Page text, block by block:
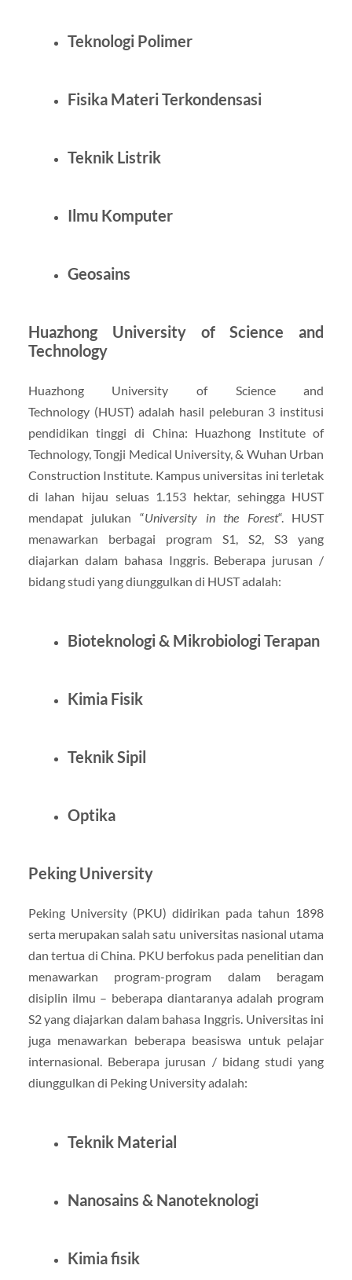
Teknologi Polimer
Fisika Materi Terkondensasi
Teknik Listrik
Ilmu Komputer
Geosains
Huazhong University of Science and
Technology
Huazhong University of Science and
Technology (HUST) adalah hasil peleburan 3 institusi
pendidikan tinggi di China: Huazhong Institute of
Technology, Tongji Medical University, & Wuhan Urban
Construction Institute. Kampus universitas ini terletak
di lahan hijau seluas 1.153 hektar, sehingga HUST
mendapat julukan “University in the Forest“. HUST
menawarkan berbagai program S1, S2, S3 yang
diajarkan dalam bahasa Inggris. Beberapa jurusan /
bidang studi yang diunggulkan di HUST adalah:
Bioteknologi & Mikrobiologi Terapan
Kimia Fisik
Teknik Sipil
Optika
Peking University
Peking University (PKU) didirikan pada tahun 1898
serta merupakan salah satu universitas nasional utama
dan tertua di China. PKU berfokus pada penelitian dan
menawarkan program-program dalam beragam
disiplin ilmu – beberapa diantaranya adalah program
S2 yang diajarkan dalam bahasa Inggris. Universitas ini
juga menawarkan beberapa beasiswa untuk pelajar
internasional. Beberapa jurusan / bidang studi yang
diunggulkan di Peking University adalah:
Teknik Material
Nanosains & Nanoteknologi
Kimia fisik